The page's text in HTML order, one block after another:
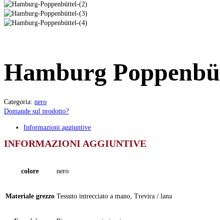
Hamburg
Categoria: nero
Domande sul prodotto?
Informazioni aggiuntive
INFORMAZIONI AGGIUNTIVE
colore nero
Materiale grezzo Tessuto intrecciato a mano, Trevira / lana